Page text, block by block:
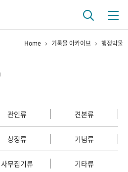
연구 역사
연구자들
Home 기록물 아카이브 행정박물
관인류 견본류
상징류 기념류
사무집기류 기타류